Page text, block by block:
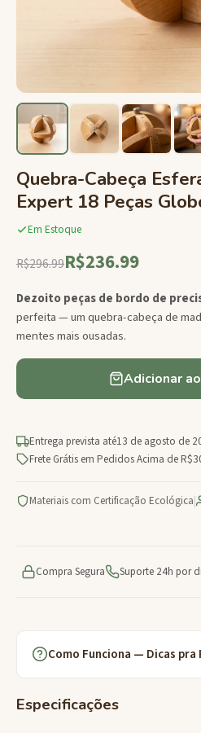
Quebra-Cabeça
Expert 18 Peças
Em Estoque
R$296.99R$236.99
Dezoito peças de bordo de
perfeita — um quebra-cabeça de
mentes mais ousadas.
Adicionar
Entrega prevista até13 de agosto de
Frete Grátis em Pedidos Acima de
Materiais com Certificação Ecológica|
Compra Segura Suporte 24h por
Como Funciona — Dicas
Especificações